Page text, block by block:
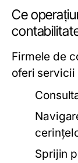
Ce
Firmele de
oferi servicii
Sprijin